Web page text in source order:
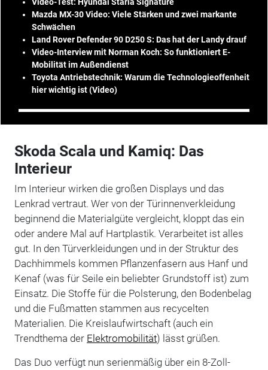
Mazda MX-30 Video: Viele Stärken und zwei markante
Schwächen
Land Rover Defender 90 D250 S: Das hat der Landy drauf
Video-Interview mit Norman Koch: So funktioniert E-
Mobilität im Außendienst
Toyota Antriebstechnik: Warum die Technologieoffenheit
hier wichtig ist (Video)
Skoda Scala und Kamiq: Das
Interieur
Im Interieur wirken die großen Displays und das
Lenkrad vertraut. Wer von der Türinnenverkleidung
beginnend die Materialgüte vergleicht, kloppt das ein
oder andere Mal auf Hartplastik. Verarbeitet ist alles
gut. In den Türverkleidungen und in der Struktur des
Dachhimmels kommen Pflanzenfasern aus Hanf und
Kenaf (was für Seile ein beliebter Grundstoff ist) zum
Einsatz. Die Stoffe für die Polsterung, den Bodenbelag
und die Fußmatten stammen aus recycelten
Materialien. Die Kreislaufwirtschaft (auch ein
Trendthema der Elektromobilität) lässt grüßen.
Das Duo verfügt nun serienmäßig über ein 8-Zoll-